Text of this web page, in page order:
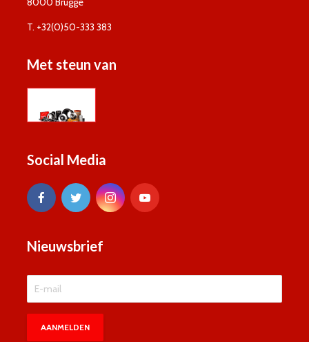
T. +32(0)50-333 383
Met steun van
Social Media
Nieuwsbrief